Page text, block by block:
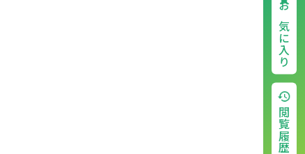
お気に入り
閲覧履歴